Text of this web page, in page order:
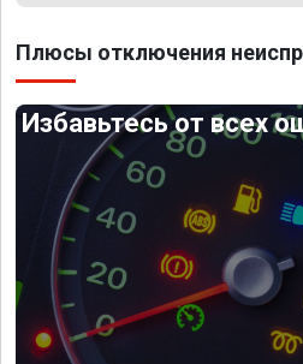
Плюсы отключения
Избавьтесь от всех